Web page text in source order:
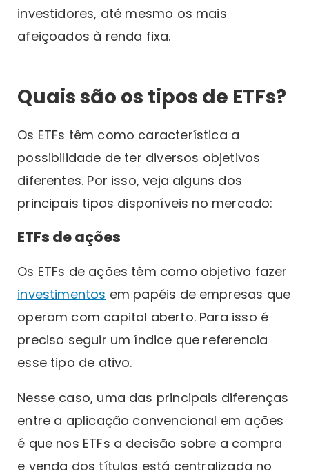
investidores, até mesmo os mais
afeiçoados à renda fixa.
Quais são os tipos de ETFs?
Os ETFs têm como característica a
possibilidade de ter diversos objetivos
diferentes. Por isso, veja alguns dos
principais tipos disponíveis no mercado:
ETFs de ações
Os ETFs de ações têm como objetivo fazer
investimentos em papéis de empresas que
operam com capital aberto. Para isso é
preciso seguir um índice que referencia
esse tipo de ativo.
Nesse caso, uma das principais diferenças
entre a aplicação convencional em ações
é que nos ETFs a decisão sobre a compra
e venda dos títulos está centralizada no